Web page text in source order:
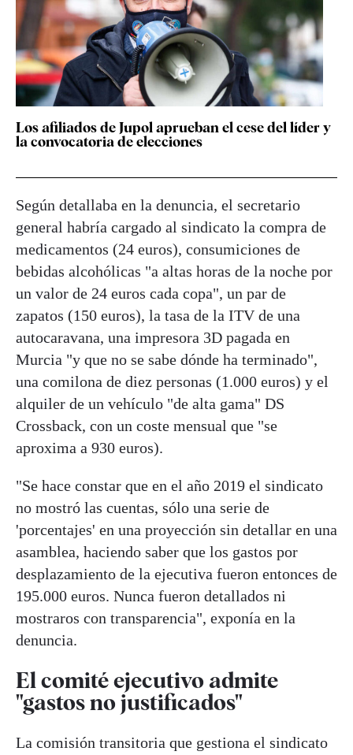
Los afiliados de Jupol aprueban el cese del líder y
la convocatoria de elecciones
Según detallaba en la denuncia, el secretario
general habría cargado al sindicato la compra de
medicamentos (24 euros), consumiciones de
bebidas alcohólicas "a altas horas de la noche por
un valor de 24 euros cada copa", un par de
zapatos (150 euros), la tasa de la ITV de una
autocaravana, una impresora 3D pagada en
Murcia "y que no se sabe dónde ha terminado",
una comilona de diez personas (1.000 euros) y el
alquiler de un vehículo "de alta gama" DS
Crossback, con un coste mensual que "se
aproxima a 930 euros).
"Se hace constar que en el año 2019 el sindicato
no mostró las cuentas, sólo una serie de
'porcentajes' en una proyección sin detallar en una
asamblea, haciendo saber que los gastos por
desplazamiento de la ejecutiva fueron entonces de
195.000 euros. Nunca fueron detallados ni
mostraros con transparencia", exponía en la
denuncia.
El comité ejecutivo admite
"gastos no justificados"
La comisión transitoria que gestiona el sindicato